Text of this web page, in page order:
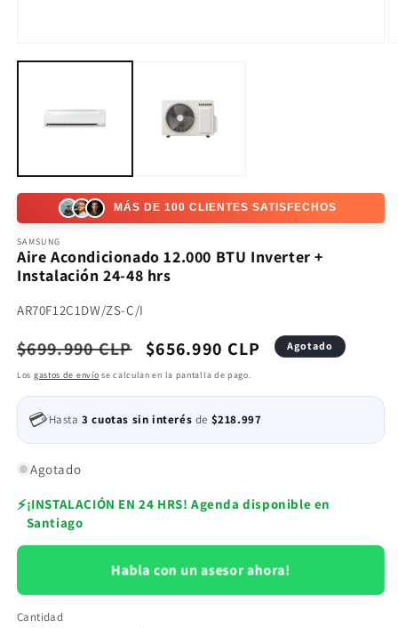
elemento
ventana
MÁS DE 100 CLIENTES SATISFECHOS
SAMSUNG
Aire Acondicionado 12.000 BTU Inverter +
Instalación 24-48 hrs
SKU:
AR70F12C1DW/ZS-C/I
Precio
habitual
$699.990 CLP
Precio
de
oferta
$656.990 CLP Agotado
Los gastos de envío se calculan en la pantalla de pago.
💳Hasta3 cuotas sin interés de $218.997
Agotado
⚡¡INSTALACIÓN EN 24 HRS! Agenda disponible en
Santiago
Habla con un asesor ahora!
Cantidad